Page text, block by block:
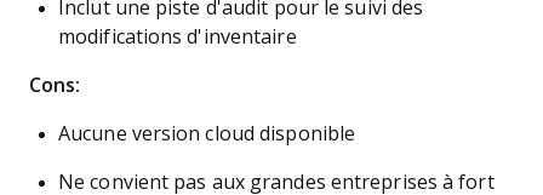
Inclut une piste d'audit pour le suivi des
modifications d'inventaire
Cons:
Aucune version cloud disponible
Ne convient pas aux grandes entreprises à fort